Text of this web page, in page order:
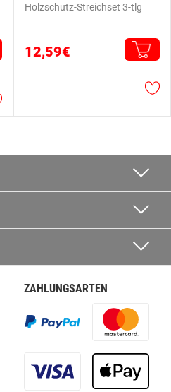
Holzschutz-Streichset 3-tlg
12,59€
ZAHLUNGSARTEN